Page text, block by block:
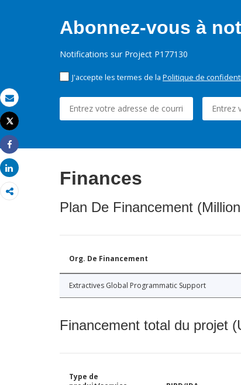
Email
Imprimer
Tweet
Share
Share
Abonnez-vous à
Notifications sur Project P177130
J'accepte les termes de la Politique de
Finances
Plan De Financement
Org. De Financement
Extractives Global Programmatic Support
Financement total du projet
Type de